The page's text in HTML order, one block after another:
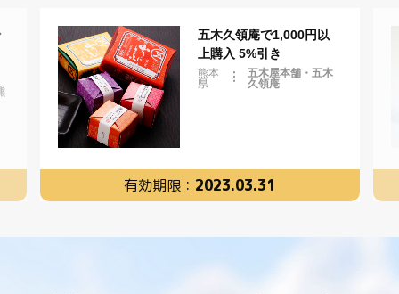
五木久領庵で1,000円以
上購入 5%引き
熊本
県
五木屋本舗・五木
久領庵
有効期限： 2023.03.31